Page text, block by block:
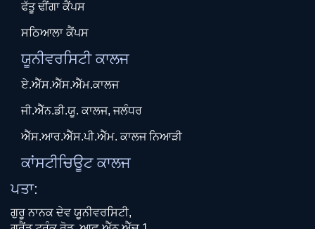
ਫੱਤੂ ਢੀਂਗਾ ਕੈਂਪਸ
ਸਠਿਆਲਾ ਕੈਂਪਸ
ਯੂਨੀਵਰਸਿਟੀ ਕਾਲਜ
ਏ.ਐੱਸ.ਐੱਸ.ਐੱਮ.ਕਾਲਜ
ਜੀ.ਐੱਨ.ਡੀ.ਯੂ. ਕਾਲਜ, ਜਲੰਧਰ
ਐੱਸ.ਆਰ.ਐੱਸ.ਪੀ.ਐੱਮ. ਕਾਲਜ ਨਿਆੜੀ
ਕਾਂਸਟੀਚਿਊਟ ਕਾਲਜ
ਪਤਾ:
ਗੁਰੂ ਨਾਨਕ ਦੇਵ ਯੂਨੀਵਰਸਿਟੀ,